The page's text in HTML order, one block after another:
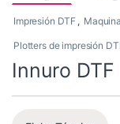
Impresión DTF ,
Plotters de impresión
Innuro